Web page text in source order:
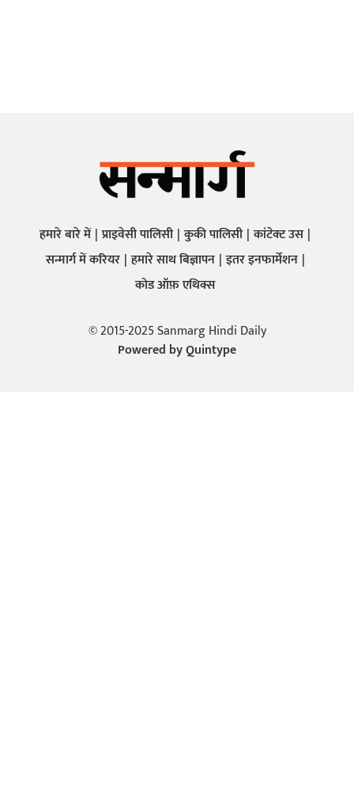
हमारे बारे में प्राइवेसी पालिसी कुकी पालिसी कांटेक्ट उस
सन्मार्ग में करियर हमारे साथ बिज्ञापन इतर इनफार्मेशन
कोड ऑफ़ एथिक्स
© 2015-2025 Sanmarg Hindi Daily
Powered byQuintype